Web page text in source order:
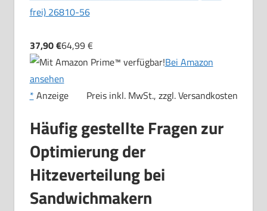
frei) 26810-56
37,90 €64,99 €
Bei Amazon
ansehen
* Anzeige Preis inkl. MwSt., zzgl. Versandkosten
Häufig gestellte Fragen zur
Optimierung der
Hitzeverteilung bei
Sandwichmakern